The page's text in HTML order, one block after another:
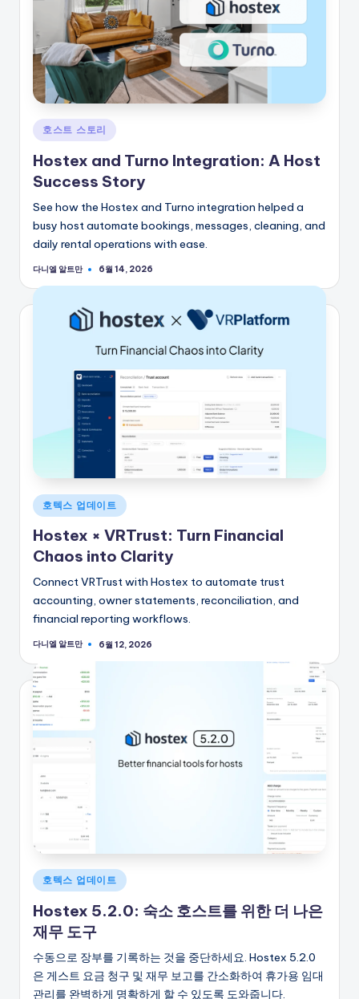
게
시
됨
호스트 스토리
Hostex and Turno Integration: A Host
Success Story
See how the Hostex and Turno integration helped a
busy host automate bookings, messages, cleaning, and
daily rental operations with ease.
게
자
다니엘 알트만 6월 14, 2026
게
시
됨
호텍스 업데이트
Hostex × VRTrust: Turn Financial
Chaos into Clarity
Connect VRTrust with Hostex to automate trust
accounting, owner statements, reconciliation, and
financial reporting workflows.
게
자
다니엘 알트만 6월 12, 2026
게
시
됨
호텍스 업데이트
Hostex 5.2.0: 숙소 호스트를 위한 더 나은
재무 도구
수동으로 장부를 기록하는 것을 중단하세요. Hostex 5.2.0
은 게스트 요금 청구 및 재무 보고를 간소화하여 휴가용 임대
관리를 완벽하게 명확하게 할 수 있도록 도와줍니다.